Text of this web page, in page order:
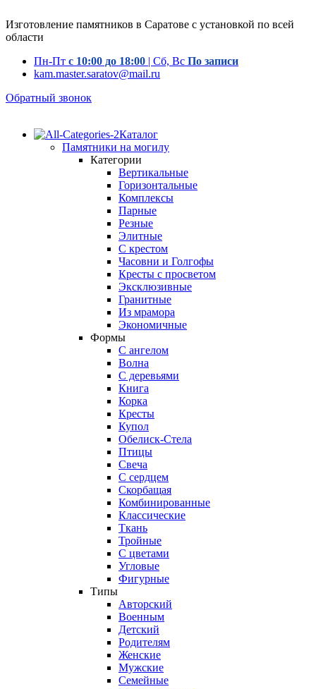
Изготовление памятников в Саратове с установкой по всей
области
Пн-Пт с 10:00 до 18:00 | Сб, Вс По записи
kam.master.saratov@mail.ru
Обратный звонок
Каталог
Памятники на могилу
Категории
Вертикальные
Горизонтальные
Комплексы
Парные
Резные
Элитные
С крестом
Часовни и Голгофы
Кресты с просветом
Эксклюзивные
Гранитные
Из мрамора
Экономичные
Формы
С ангелом
Волна
С деревьями
Книга
Корка
Кресты
Купол
Обелиск-Стела
Птицы
Свеча
С сердцем
Скорбащая
Комбинированные
Классические
Ткань
Тройные
С цветами
Угловые
Фигурные
Типы
Авторский
Военным
Детский
Родителям
Женские
Мужские
Семейные